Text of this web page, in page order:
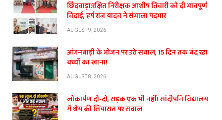
छिंदवाड़ा:रक्षित निरीक्षक आशीष तिवारी को दी भावपूर्ण
विदाई, हर्ष राज यादव ने संभाला पदभार
AUGUST 9, 2026
आंगनबाड़ी के भोजन पर उठे सवाल, 15 दिन तक बंद रहा
बच्चों का खाना!
AUGUST 8, 2026
लोकार्पण दो-दो, सड़क एक भी नहीं! सांदीपनि विद्यालय
में श्रेय की सियासत पर सवाल